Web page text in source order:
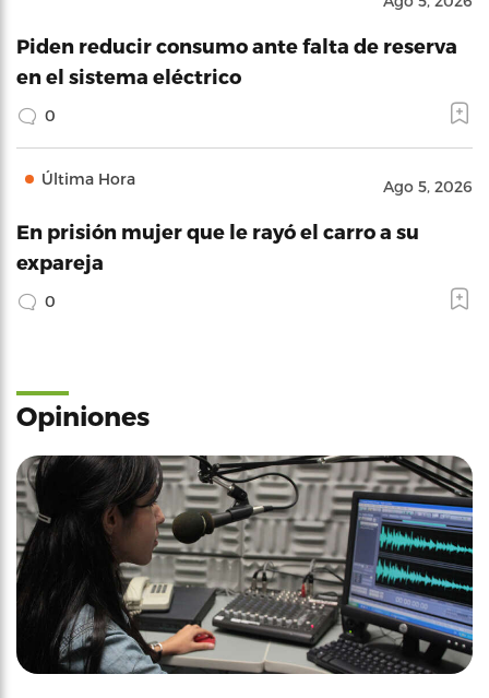
Piden reducir consumo ante falta de reserva
en el sistema eléctrico
0
Última Hora Ago 5, 2026
En prisión mujer que le rayó el carro a su
expareja
0
Opiniones